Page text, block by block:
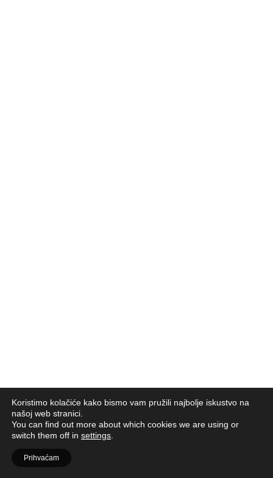
Koristimo kolačiće kako bismo vam pružili najbolje iskustvo na
našoj web stranici.
You can find out more about which cookies we are using or
switch them off in settings
Prihvaćam